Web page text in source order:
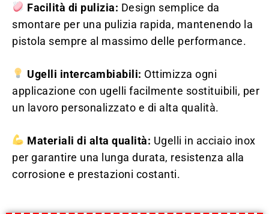
Facilità di pulizia: Design semplice da
smontare per una pulizia rapida, mantenendo la
pistola sempre al massimo delle performance.
Ugelli intercambiabili: Ottimizza ogni
applicazione con ugelli facilmente sostituibili, per
un lavoro personalizzato e di alta qualità.
Materiali di alta qualità: Ugelli in acciaio inox
per garantire una lunga durata, resistenza alla
corrosione e prestazioni costanti.